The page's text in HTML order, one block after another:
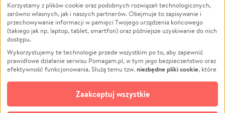
Zwierzęta
Pożar
Ukraina
Pomoc Finansowa
Projekty
Pogrzeb
Społeczność lokalna
Kultura
Powódź
Wichura
NGO
Edukacja
Podróż
Impreza
Ochrona środowiska
Biznes
Korzystamy z plików cookie oraz podobnych rozwiązań technologicznych,
zarówno własnych, jak i naszych partnerów. Obejmuje to zapisywanie i
przechowywanie informacji w pamięci Twojego urządzenia końcowego
(takiego jak np. laptop, tablet, smartfon) oraz późniejsze uzyskiwanie do nich
dostępu.
Wykorzystujemy te technologie przede wszystkim po to, aby zapewnić
prawidłowe działanie serwisu Pomagam.pl, w tym jego bezpieczeństwo oraz
efektywność funkcjonowania. Służą temu tzw.niezbędne pliki cookie, które
opcjonalnych plików cookie
technologii do celów analitycznych i retargetingowych. Możesz wyrazić
zgodę na ich stosowanie lub jej odmówić. W dowolnym momencie masz
Zaakceptuj wszystkie